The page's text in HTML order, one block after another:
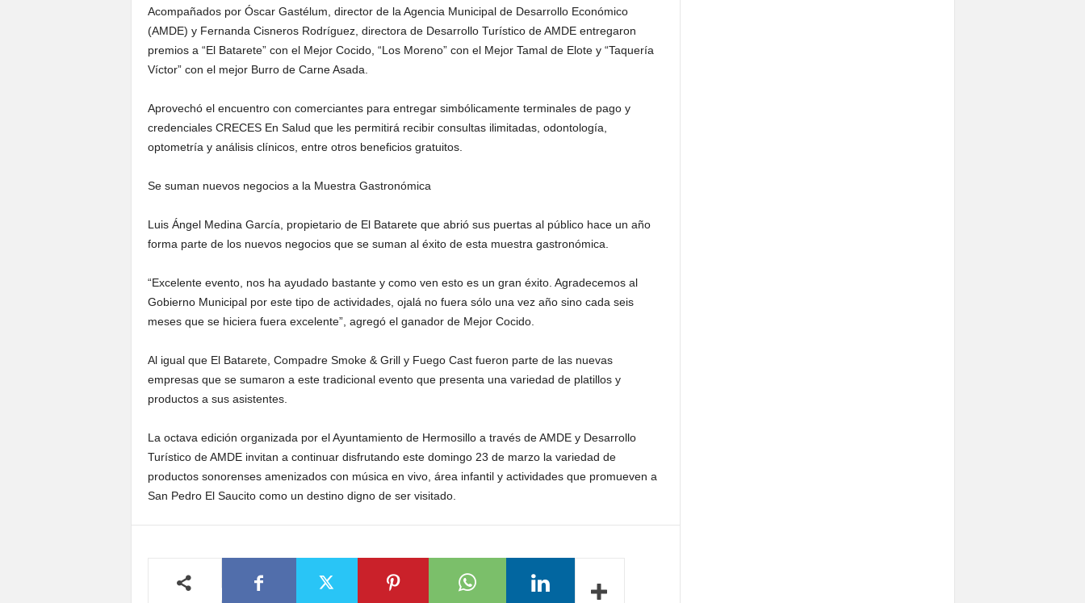
Acompañados por Óscar Gastélum, director de la Agencia Municipal de Desarrollo Económico
(AMDE) y Fernanda Cisneros Rodríguez, directora de Desarrollo Turístico de AMDE entregaron
premios a “El Batarete” con el Mejor Cocido, “Los Moreno” con el Mejor Tamal de Elote y “Taquería
Víctor” con el mejor Burro de Carne Asada.
Aprovechó el encuentro con comerciantes para entregar simbólicamente terminales de pago y
credenciales CRECES En Salud que les permitirá recibir consultas ilimitadas, odontología,
optometría y análisis clínicos, entre otros beneficios gratuitos.
Se suman nuevos negocios a la Muestra Gastronómica
Luis Ángel Medina García, propietario de El Batarete que abrió sus puertas al público hace un año
forma parte de los nuevos negocios que se suman al éxito de esta muestra gastronómica.
“Excelente evento, nos ha ayudado bastante y como ven esto es un gran éxito. Agradecemos al
Gobierno Municipal por este tipo de actividades, ojalá no fuera sólo una vez año sino cada seis
meses que se hiciera fuera excelente”, agregó el ganador de Mejor Cocido.
Al igual que El Batarete, Compadre Smoke & Grill y Fuego Cast fueron parte de las nuevas
empresas que se sumaron a este tradicional evento que presenta una variedad de platillos y
productos a sus asistentes.
La octava edición organizada por el Ayuntamiento de Hermosillo a través de AMDE y Desarrollo
Turístico de AMDE invitan a continuar disfrutando este domingo 23 de marzo la variedad de
productos sonorenses amenizados con música en vivo, área infantil y actividades que promueven a
San Pedro El Saucito como un destino digno de ser visitado.